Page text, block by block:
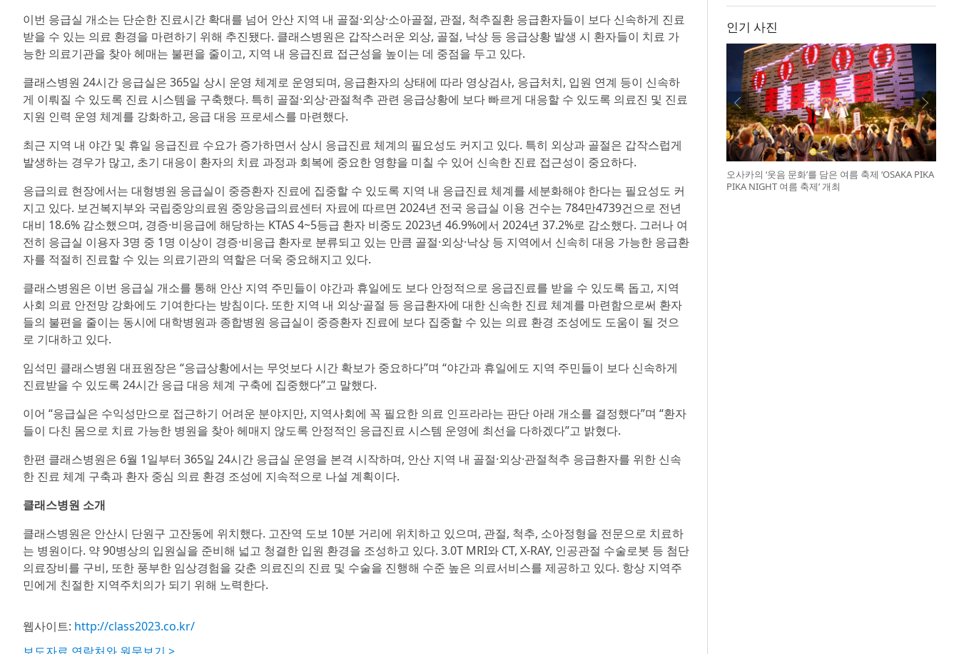
이번 응급실 개소는 단순한 진료시간 확대를 넘어 안산 지역 내 골절·외상·소아골절, 관절, 척추질환 응급환자들이 보다 신속하게 진료
받을 수 있는 의료 환경을 마련하기 위해 추진됐다. 클래스병원은 갑작스러운 외상, 골절, 낙상 등 응급상황 발생 시 환자들이 치료 가
능한 의료기관을 찾아 헤매는 불편을 줄이고, 지역 내 응급진료 접근성을 높이는 데 중점을 두고 있다.
클래스병원 24시간 응급실은 365일 상시 운영 체계로 운영되며, 응급환자의 상태에 따라 영상검사, 응급처치, 입원 연계 등이 신속하
게 이뤄질 수 있도록 진료 시스템을 구축했다. 특히 골절·외상·관절척추 관련 응급상황에 보다 빠르게 대응할 수 있도록 의료진 및 진료
지원 인력 운영 체계를 강화하고, 응급 대응 프로세스를 마련했다.
최근 지역 내 야간 및 휴일 응급진료 수요가 증가하면서 상시 응급진료 체계의 필요성도 커지고 있다. 특히 외상과 골절은 갑작스럽게
발생하는 경우가 많고, 초기 대응이 환자의 치료 과정과 회복에 중요한 영향을 미칠 수 있어 신속한 진료 접근성이 중요하다.
응급의료 현장에서는 대형병원 응급실이 중증환자 진료에 집중할 수 있도록 지역 내 응급진료 체계를 세분화해야 한다는 필요성도 커
지고 있다. 보건복지부와 국립중앙의료원 중앙응급의료센터 자료에 따르면 2024년 전국 응급실 이용 건수는 784만4739건으로 전년
대비 18.6% 감소했으며, 경증·비응급에 해당하는 KTAS 4~5등급 환자 비중도 2023년 46.9%에서 2024년 37.2%로 감소했다. 그러나 여
전히 응급실 이용자 3명 중 1명 이상이 경증·비응급 환자로 분류되고 있는 만큼 골절·외상·낙상 등 지역에서 신속히 대응 가능한 응급환
자를 적절히 진료할 수 있는 의료기관의 역할은 더욱 중요해지고 있다.
클래스병원은 이번 응급실 개소를 통해 안산 지역 주민들이 야간과 휴일에도 보다 안정적으로 응급진료를 받을 수 있도록 돕고, 지역
사회 의료 안전망 강화에도 기여한다는 방침이다. 또한 지역 내 외상·골절 등 응급환자에 대한 신속한 진료 체계를 마련함으로써 환자
들의 불편을 줄이는 동시에 대학병원과 종합병원 응급실이 중증환자 진료에 보다 집중할 수 있는 의료 환경 조성에도 도움이 될 것으
로 기대하고 있다.
임석민 클래스병원 대표원장은 “응급상황에서는 무엇보다 시간 확보가 중요하다”며 “야간과 휴일에도 지역 주민들이 보다 신속하게
진료받을 수 있도록 24시간 응급 대응 체계 구축에 집중했다”고 말했다.
이어 “응급실은 수익성만으로 접근하기 어려운 분야지만, 지역사회에 꼭 필요한 의료 인프라라는 판단 아래 개소를 결정했다”며 “환자
들이 다친 몸으로 치료 가능한 병원을 찾아 헤매지 않도록 안정적인 응급진료 시스템 운영에 최선을 다하겠다”고 밝혔다.
한편 클래스병원은 6월 1일부터 365일 24시간 응급실 운영을 본격 시작하며, 안산 지역 내 골절·외상·관절척추 응급환자를 위한 신속
한 진료 체계 구축과 환자 중심 의료 환경 조성에 지속적으로 나설 계획이다.
클래스병원 소개
클래스병원은 안산시 단원구 고잔동에 위치했다. 고잔역 도보 10분 거리에 위치하고 있으며, 관절, 척추, 소아정형을 전문으로 치료하
는 병원이다. 약 90병상의 입원실을 준비해 넓고 청결한 입원 환경을 조성하고 있다. 3.0T MRI와 CT, X-RAY, 인공관절 수술로봇 등 첨단
의료장비를 구비, 또한 풍부한 임상경험을 갖춘 의료진의 진료 및 수술을 진행해 수준 높은 의료서비스를 제공하고 있다. 항상 지역주
민에게 친절한 지역주치의가 되기 위해 노력한다.
웹사이트: http://class2023.co.kr/
인기 사진
오사카의 ‘웃음 문화’를 담은 여름 축제 ‘OSAKA PIKA
PIKA NIGHT 여름 축제’ 개최